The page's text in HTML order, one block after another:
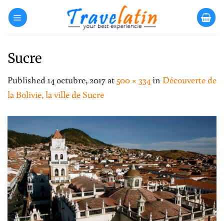
Skip
Sucre
Published14 octubre, 2017at 500 × 334in Découverte de
la Bolivie, la ville de Sucre